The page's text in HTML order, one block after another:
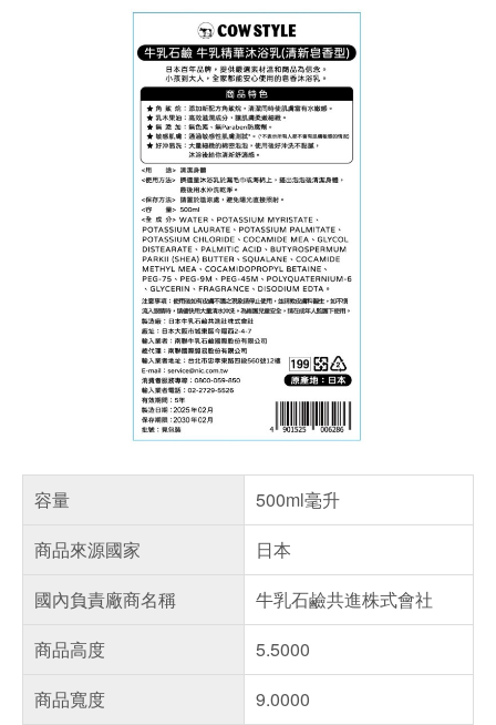
容量
500ml毫升
商品來源國家
日本
國內負責廠商名稱
牛乳石鹼共進株式會社
商品高度
5.5000
商品寬度
9.0000